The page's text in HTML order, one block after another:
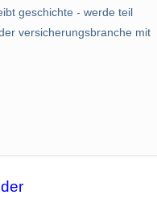
geschichte - werde teil
versicherungsbranche mit